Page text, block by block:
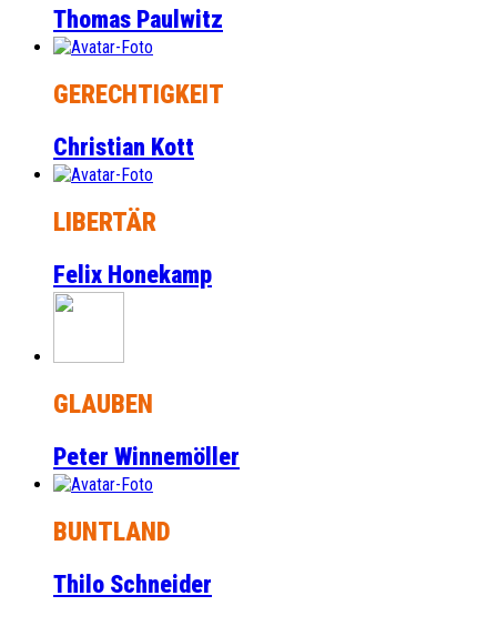
Thomas Paulwitz
GERECHTIGKEIT
Christian Kott
LIBERTÄR
Felix Honekamp
GLAUBEN
Peter Winnemöller
BUNTLAND
Thilo Schneider